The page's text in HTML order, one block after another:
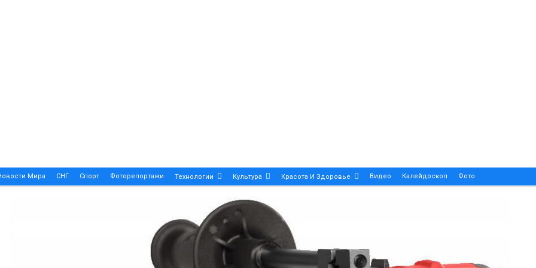
Мира СНГ Спорт Фоторепортажи Технологии Культура Красота И Здоровье Видео Калейдоскоп Фото